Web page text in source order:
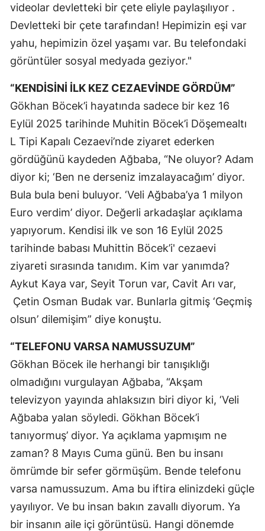
videolar devletteki bir çete eliyle paylaşılıyor .
Devletteki bir çete tarafından! Hepimizin eşi var
yahu, hepimizin özel yaşamı var. Bu telefondaki
görüntüler sosyal medyada geziyor."
“KENDİSİNİ İLK KEZ CEZAEVİNDE GÖRDÜM”
Gökhan Böcek’i hayatında sadece bir kez 16
Eylül 2025 tarihinde Muhitin Böcek’i Döşemealtı
L Tipi Kapalı Cezaevi’nde ziyaret ederken
gördüğünü kaydeden Ağbaba, “Ne oluyor? Adam
diyor ki; ‘Ben ne derseniz imzalayacağım’ diyor.
Bula bula beni buluyor. ‘Veli Ağbaba’ya 1 milyon
Euro verdim’ diyor. Değerli arkadaşlar açıklama
yapıyorum. Kendisi ilk ve son 16 Eylül 2025
tarihinde babası Muhittin Böcek’i' cezaevi
ziyareti sırasında tanıdım. Kim var yanımda?
Aykut Kaya var, Seyit Torun var, Cavit Arı var,
Çetin Osman Budak var. Bunlarla gitmiş ‘Geçmiş
olsun’ dilemişim” diye konuştu.
“TELEFONU VARSA NAMUSSUZUM”
Gökhan Böcek ile herhangi bir tanışıklığı
olmadığını vurgulayan Ağbaba, “Akşam
televizyon yayında ahlaksızın biri diyor ki, ‘Veli
Ağbaba yalan söyledi. Gökhan Böcek’i
tanıyormuş’ diyor. Ya açıklama yapmışım ne
zaman? 8 Mayıs Cuma günü. Ben bu insanı
ömrümde bir sefer görmüşüm. Bende telefonu
varsa namussuzum. Ama bu iftira elinizdeki güçle
yayılıyor. Ve bu insan bakın zavallı diyorum. Ya
bir insanın aile içi görüntüsü. Hangi dönemde